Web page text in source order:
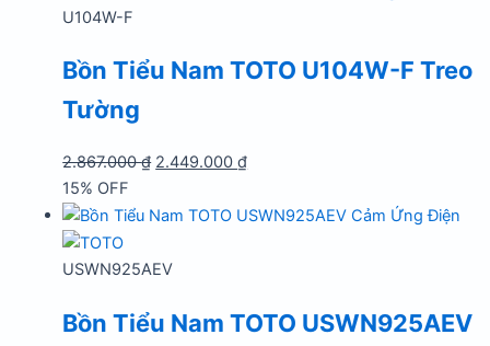
U104W-F
Bồn Tiểu Nam TOTO U104W-F Treo
Tường
2.867.000₫ Giá
là:
2.449.000₫Giá
tại
15% OFF
USWN925AEV
Bồn Tiểu Nam TOTO USWN925AEV